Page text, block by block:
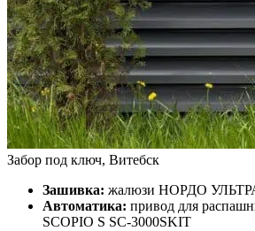
Забор под ключ, Витебск
Зашивка: жалюзи НОРДО
Автоматика: привод для
SCOPIO S SC-3000SKIT